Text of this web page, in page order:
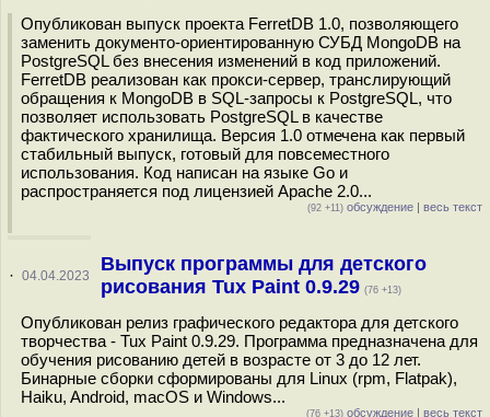
Опубликован выпуск проекта FerretDB 1.0, позволяющего
заменить документо-ориентированную СУБД MongoDB на
PostgreSQL без внесения изменений в код приложений.
FerretDB реализован как прокси-сервер, транслирующий
обращения к MongoDB в SQL-запросы к PostgreSQL, что
позволяет использовать PostgreSQL в качестве
фактического хранилища. Версия 1.0 отмечена как первый
стабильный выпуск, готовый для повсеместного
использования. Код написан на языке Go и
распространяется под лицензией Apache 2.0...
(92 +11) обсуждение | весь текст
· 04.04.2023
Выпуск программы для детского
рисования Tux Paint 0.9.29 (76 +13)
Опубликован релиз графического редактора для детского
творчества - Tux Paint 0.9.29. Программа предназначена для
обучения рисованию детей в возрасте от 3 до 12 лет.
Бинарные сборки сформированы для Linux (rpm, Flatpak),
Haiku, Android, macOS и Windows...
(76 +13) обсуждение | весь текст